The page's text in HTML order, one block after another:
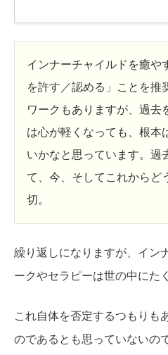
インナーチャイルドを癒や
を許す／認める」ことを推
ワークもありますが、過去
は心が軽くなっても、根本
いかなと思っています。過
て、今、そしてこれからど
切。
繰り返しになりますが、イン
ークやセラピーは世の中にた
これ自体を否定するつもりも
のであるとも思っていないの